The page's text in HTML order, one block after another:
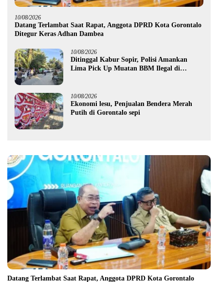
10/08/2026
Datang Terlambat Saat Rapat, Anggota DPRD Kota Gorontalo
Ditegur Keras Adhan Dambea
10/08/2026
Ditinggal Kabur Sopir, Polisi Amankan
Lima Pick Up Muatan BBM Ilegal di
10/08/2026
Ekonomi lesu, Penjualan Bendera Merah
Putih di Gorontalo sepi
Datang Terlambat Saat Rapat, Anggota DPRD Kota Gorontalo